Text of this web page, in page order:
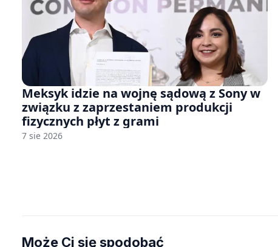
Meksyk idzie na wojnę sądową z Sony w
związku z zaprzestaniem produkcji
fizycznych płyt z grami
7 sie 2026
Może Ci się spodobać